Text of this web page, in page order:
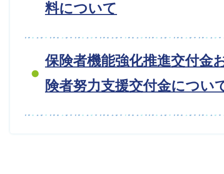
料について
保険者機能強化推進交付金
険者努力支援交付金につい